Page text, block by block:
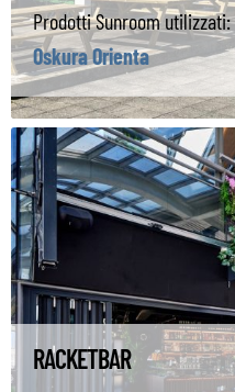
Prodotti Sunroom utilizzati:
Oskura Orienta
RACKETBAR